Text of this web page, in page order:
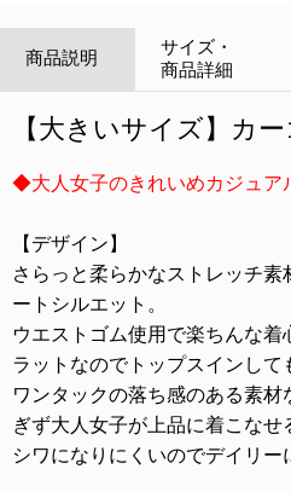
商品説明
サイズ・
商品詳細
【大きいサイズ】カ
◆大人女子のきれいめカジュ
【デザイン】
さらっと柔らかなストレッチ素
ートシルエット。
ウエストゴム使用で楽ちんな着
ラットなのでトップスインして
ワンタックの落ち感のある素
ぎず大人女子が上品に着こなせ
シワになりにくいのでデイリー